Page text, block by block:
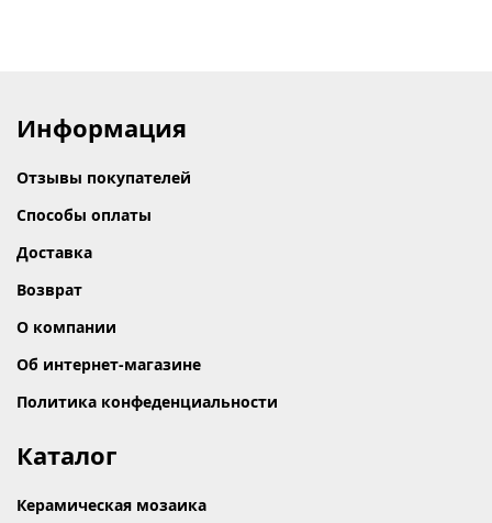
Информация
Отзывы покупателей
Способы оплаты
Доставка
Возврат
О компании
Об интернет-магазине
Политика конфеденциальности
Каталог
Керамическая мозаика